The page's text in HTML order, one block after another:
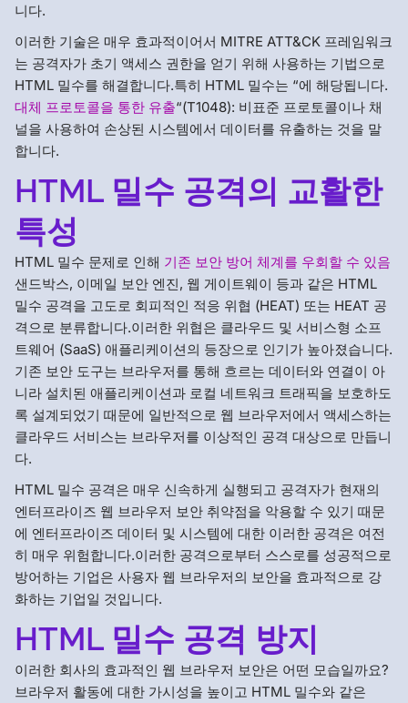
니다.
이러한 기술은 매우 효과적이어서 MITRE ATT&CK 프레임워크
는 공격자가 초기 액세스 권한을 얻기 위해 사용하는 기법으로
HTML 밀수를 해결합니다.특히 HTML 밀수는 “에 해당됩니다.
대체 프로토콜을 통한 유출“(T1048): 비표준 프로토콜이나 채
널을 사용하여 손상된 시스템에서 데이터를 유출하는 것을 말
합니다.
HTML 밀수 공격의 교활한
특성
HTML 밀수 문제로 인해 기존 보안 방어 체계를 우회할 수 있음
샌드박스, 이메일 보안 엔진, 웹 게이트웨이 등과 같은 HTML
밀수 공격을 고도로 회피적인 적응 위협 (HEAT) 또는 HEAT 공
격으로 분류합니다.이러한 위협은 클라우드 및 서비스형 소프
트웨어 (SaaS) 애플리케이션의 등장으로 인기가 높아졌습니다.
기존 보안 도구는 브라우저를 통해 흐르는 데이터와 연결이 아
니라 설치된 애플리케이션과 로컬 네트워크 트래픽을 보호하도
록 설계되었기 때문에 일반적으로 웹 브라우저에서 액세스하는
클라우드 서비스는 브라우저를 이상적인 공격 대상으로 만듭니
다.
HTML 밀수 공격은 매우 신속하게 실행되고 공격자가 현재의
엔터프라이즈 웹 브라우저 보안 취약점을 악용할 수 있기 때문
에 엔터프라이즈 데이터 및 시스템에 대한 이러한 공격은 여전
히 매우 위험합니다.이러한 공격으로부터 스스로를 성공적으로
방어하는 기업은 사용자 웹 브라우저의 보안을 효과적으로 강
화하는 기업일 것입니다.
HTML 밀수 공격 방지
이러한 회사의 효과적인 웹 브라우저 보안은 어떤 모습일까요?
브라우저 활동에 대한 가시성을 높이고 HTML 밀수와 같은